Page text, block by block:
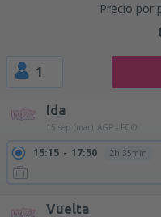
Precio por
1
Ida
15 sep (mar) AGP - FCO
15:15 17:50 2h 35min
Vuelta